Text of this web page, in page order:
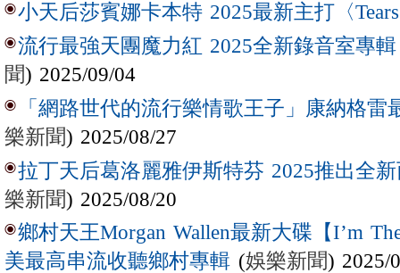
小天后莎賓娜卡本特 2025最新主打〈
流行最強天團魔力紅 2025全新錄音室專
聞) 2025/09/04
「網路世代的流行樂情歌王子」康納格雷
樂新聞) 2025/08/27
拉丁天后葛洛麗雅伊斯特芬 2025推出全新
樂新聞) 2025/08/20
鄉村天王Morgan Wallen最新大碟【I’m
美最高串流收聽鄉村專輯 (娛樂新聞) 2025/